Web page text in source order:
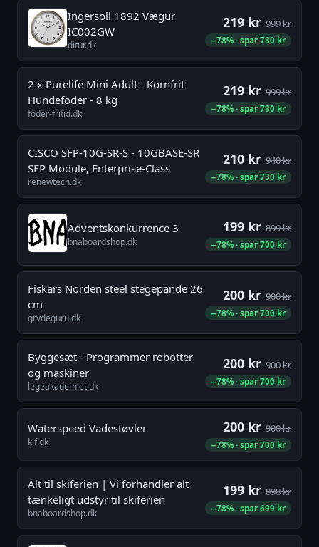
Ingersoll 1892 Vægur
IC002GW
ditur.dk
219 kr 999 kr
−78% · spar 780 kr
2 x Purelife Mini Adult - Kornfrit
Hundefoder - 8 kg
foder-fritid.dk
219 kr 999 kr
−78% · spar 780 kr
CISCO SFP-10G-SR-S - 10GBASE-SR
SFP Module, Enterprise-Class
renewtech.dk
210 kr 940 kr
−78% · spar 730 kr
Adventskonkurrence 3
bnaboardshop.dk
199 kr 899 kr
−78% · spar 700 kr
Fiskars Norden steel stegepande 26
cm
grydeguru.dk
200 kr 900 kr
−78% · spar 700 kr
Byggesæt - Programmer robotter
og maskiner
legeakademiet.dk
200 kr 900 kr
−78% · spar 700 kr
Waterspeed Vadestøvler
kjf.dk
200 kr 900 kr
−78% · spar 700 kr
Alt til skiferien | Vi forhandler alt
tænkeligt udstyr til skiferien
bnaboardshop.dk
199 kr 898 kr
−78% · spar 699 kr